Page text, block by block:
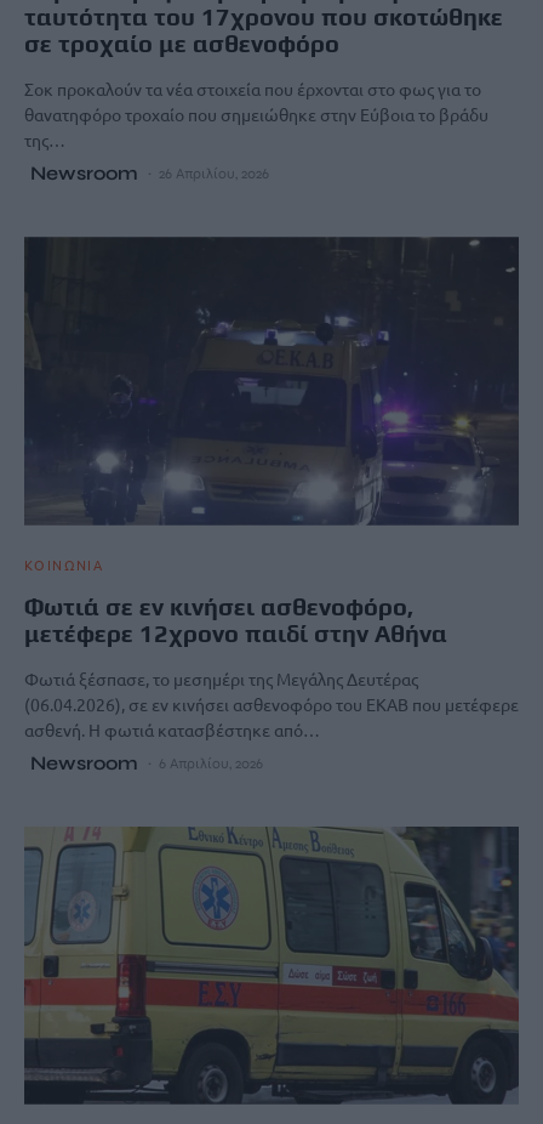
ταυτότητα του 17χρονου που σκοτώθηκε
σε τροχαίο με ασθενοφόρο
Σοκ προκαλούν τα νέα στοιχεία που έρχονται στο φως για το
θανατηφόρο τροχαίο που σημειώθηκε στην Εύβοια το βράδυ
της…
Newsroom 26 Απριλίου, 2026
ΚΟΙΝΩΝΙΑ
Φωτιά σε εν κινήσει ασθενοφόρο,
μετέφερε 12χρονο παιδί στην Αθήνα
Φωτιά ξέσπασε, το μεσημέρι της Μεγάλης Δευτέρας
(06.04.2026), σε εν κινήσει ασθενοφόρο του ΕΚΑΒ που μετέφερε
ασθενή. Η φωτιά κατασβέστηκε από…
Newsroom 6 Απριλίου, 2026